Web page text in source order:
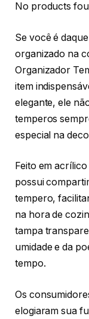
No products
Se você é
organizado na
Organizador
item
elegante, ele
temperos
especial na
Feito em
possui
tempero,
na hora de
tampa
umidade e da
tempo.
Os
elogiaram sua